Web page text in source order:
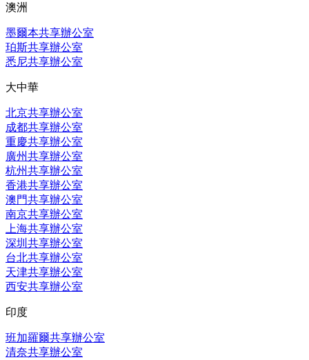
澳洲
墨爾本共享辦公室
珀斯共享辦公室
悉尼共享辦公室
大中華
北京共享辦公室
成都共享辦公室
重慶共享辦公室
廣州共享辦公室
杭州共享辦公室
香港共享辦公室
澳門共享辦公室
南京共享辦公室
上海共享辦公室
深圳共享辦公室
台北共享辦公室
天津共享辦公室
西安共享辦公室
印度
班加羅爾共享辦公室
清奈共享辦公室